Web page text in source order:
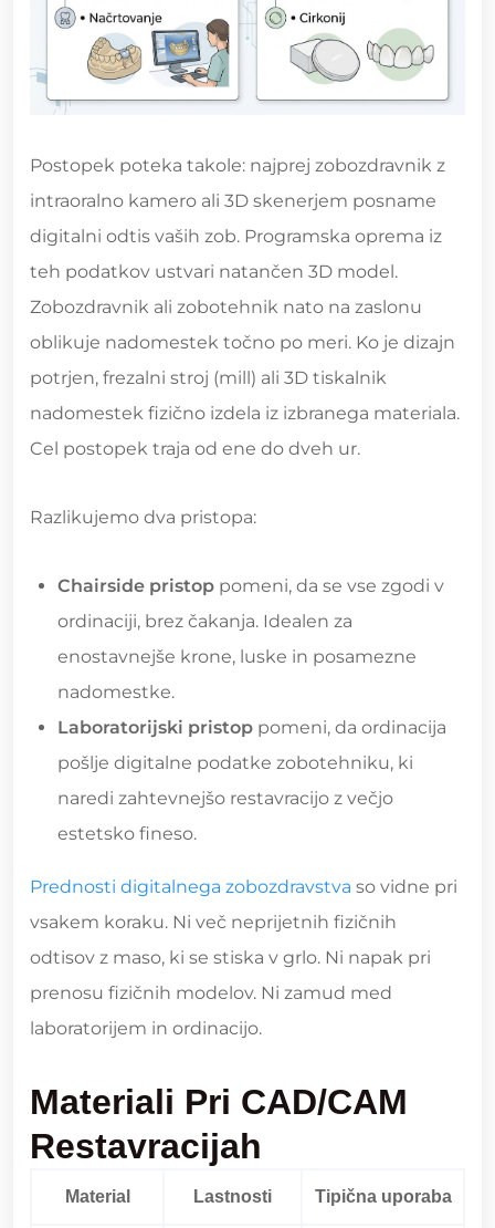
Postopek poteka takole: najprej zobozdravnik z
intraoralno kamero ali 3D skenerjem posname
digitalni odtis vaših zob. Programska oprema iz
teh podatkov ustvari natančen 3D model.
Zobozdravnik ali zobotehnik nato na zaslonu
oblikuje nadomestek točno po meri. Ko je dizajn
potrjen, frezalni stroj (mill) ali 3D tiskalnik
nadomestek fizično izdela iz izbranega materiala.
Cel postopek traja od ene do dveh ur.
Razlikujemo dva pristopa:
Chairside pristop pomeni, da se vse zgodi v
ordinaciji, brez čakanja. Idealen za
enostavnejše krone, luske in posamezne
nadomestke.
Laboratorijski pristop pomeni, da ordinacija
pošlje digitalne podatke zobotehniku, ki
naredi zahtevnejšo restavracijo z večjo
estetsko fineso.
Prednosti digitalnega zobozdravstva so vidne pri
vsakem koraku. Ni več neprijetnih fizičnih
odtisov z maso, ki se stiska v grlo. Ni napak pri
prenosu fizičnih modelov. Ni zamud med
laboratorijem in ordinacijo.
Materiali Pri CAD/CAM
Restavracijah
Material Lastnosti Tipična uporaba